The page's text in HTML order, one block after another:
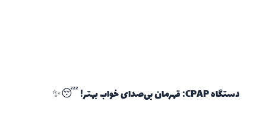
دستگاه CPAP: قهرمان بی‌صدای خواب بهتر! 😴✨